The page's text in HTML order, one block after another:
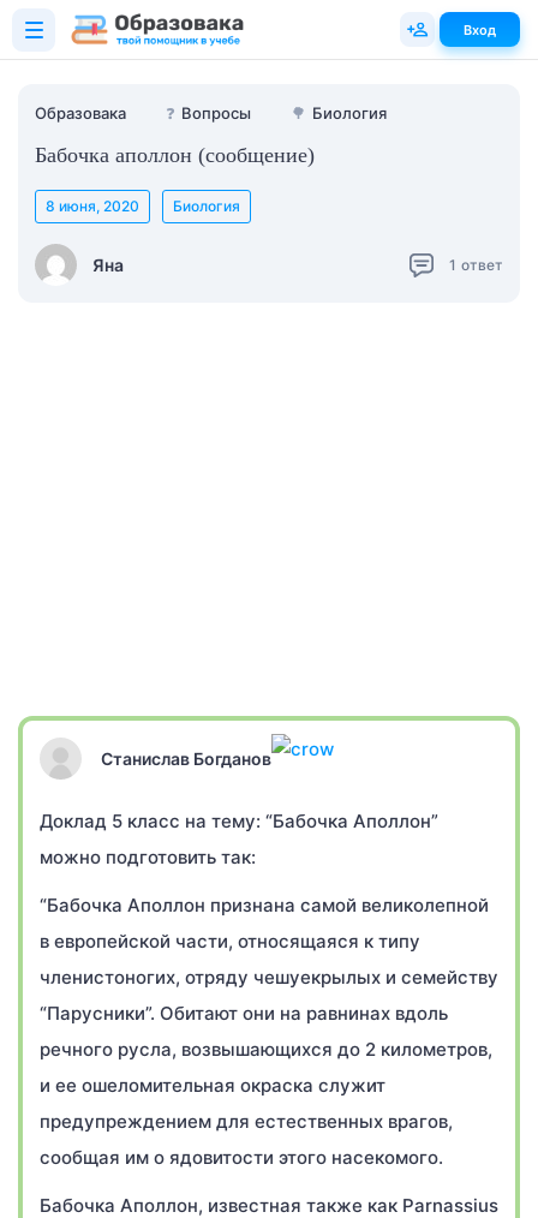
Образовака ❓ Вопросы 🌳 Биология
Бабочка аполлон (сообщение)
Яна
8 июня, 2020 Биология
1 ответ
Станислав Богданов
Доклад 5 класс на тему: “Бабочка Аполлон”
можно подготовить так:
“Бабочка Аполлон признана самой великолепной
в европейской части, относящаяся к типу
членистоногих, отряду чешуекрылых и семейству
“Парусники”. Обитают они на равнинах вдоль
речного русла, возвышающихся до 2 километров,
и ее ошеломительная окраска служит
предупреждением для естественных врагов,
сообщая им о ядовитости этого насекомого.
Бабочка Аполлон, известная также как Parnassius
Вход